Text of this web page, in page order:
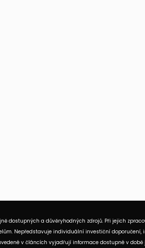
dostupných a důvěryhodných zdrojů. Při jejich
Nepředstavuje individuální investiční
v článcích vyjadřují informace dostupné v